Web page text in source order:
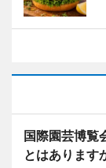
国際園芸博覧
とはあります